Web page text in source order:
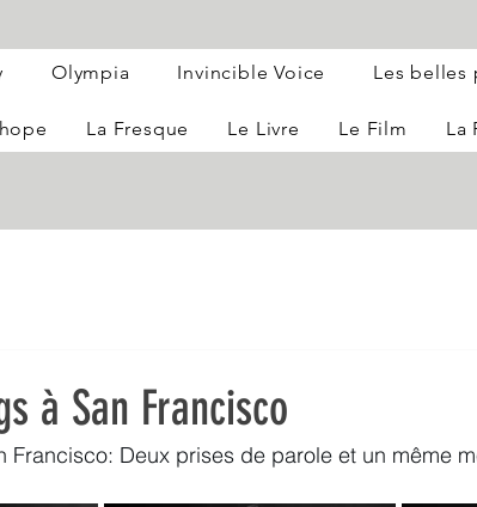
Olympia Invincible Voice Les belles
La Fresque Le Livre Le Film La
à San Francisco
Francisco: Deux prises de parole et un même